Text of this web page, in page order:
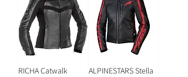
RICHA Catwalk
ALPINESTARS Stella